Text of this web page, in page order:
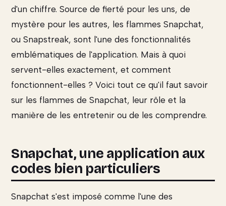
d'un chiffre. Source de fierté pour les uns, de
mystère pour les autres, les flammes Snapchat,
ou Snapstreak, sont l'une des fonctionnalités
emblématiques de l'application. Mais à quoi
servent-elles exactement, et comment
fonctionnent-elles ? Voici tout ce qu'il faut savoir
sur les flammes de Snapchat, leur rôle et la
manière de les entretenir ou de les comprendre.
Snapchat, une application aux
codes bien particuliers
Snapchat s'est imposé comme l'une des